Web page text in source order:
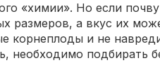
«химии». Но если
размеров, а вкус их
корнеплоды и не
необходимо подбирать